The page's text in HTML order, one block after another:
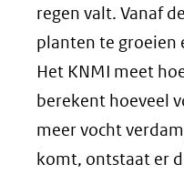
regen valt. Vanaf
planten te groeien
Het KNMI meet
berekent hoeveel
meer vocht
komt, ontstaat er